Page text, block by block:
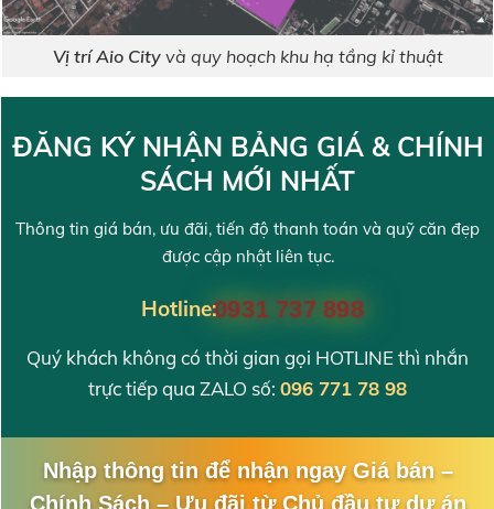
Vị trí Aio Cityvà quy hoạch khu hạ tầng kỉ thuật
ĐĂNG KÝ NHẬN BẢNG GIÁ & CHÍNH
SÁCH MỚI NHẤT
Thông tin giá bán, ưu đãi, tiến độ thanh toán và quỹ căn đẹp
được cập nhật liên tục.
Hotline:0931 737 898
Quý khách không có thời gian gọi HOTLINE thì nhắn
trực tiếp qua ZALO số: 096 771 78 98
Nhập thông tin để nhận ngay Giá bán –
Chính Sách – Ưu đãi từ Chủ đầu tư dự án